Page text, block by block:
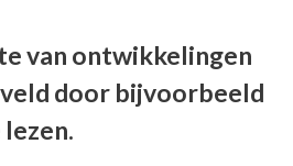
van ontwikkelingen
door bijvoorbeeld